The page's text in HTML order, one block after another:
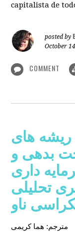
capitalista de
posted by
October
COMMENT
ریشه های
بدهی و
داری
تحلیلی
ناو
مترجم: هما کریمی